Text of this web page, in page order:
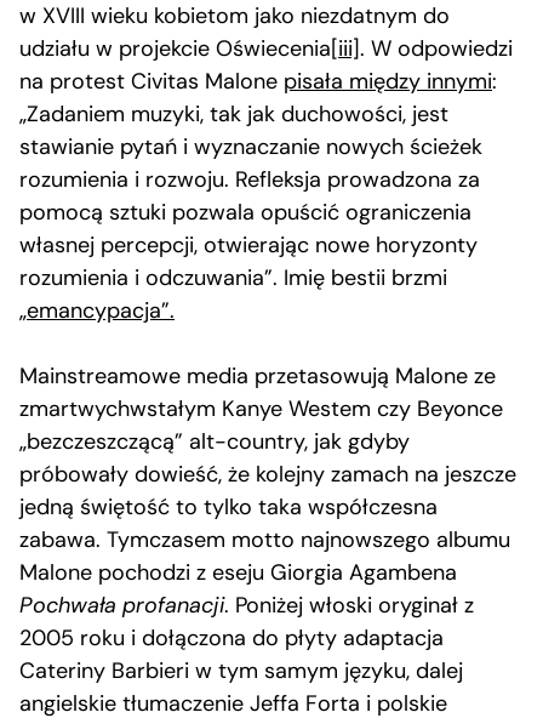
w XVIII wieku kobietom jako niezdatnym do
udziału w projekcie Oświecenia[iii]. W odpowiedzi
na protest Civitas Malone pisała między innymi:
„Zadaniem muzyki, tak jak duchowości, jest
stawianie pytań i wyznaczanie nowych ścieżek
rozumienia i rozwoju. Refleksja prowadzona za
pomocą sztuki pozwala opuścić ograniczenia
własnej percepcji, otwierając nowe horyzonty
rozumienia i odczuwania”. Imię bestii brzmi
„emancypacja”.
Mainstreamowe media przetasowują Malone ze
zmartwychwstałym Kanye Westem czy Beyonce
„bezczeszczącą” alt-country, jak gdyby
próbowały dowieść, że kolejny zamach na jeszcze
jedną świętość to tylko taka współczesna
zabawa. Tymczasem motto najnowszego albumu
Malone pochodzi z eseju Giorgia Agambena
Pochwała profanacji. Poniżej włoski oryginał z
2005 roku i dołączona do płyty adaptacja
Cateriny Barbieri w tym samym języku, dalej
angielskie tłumaczenie Jeffa Forta i polskie